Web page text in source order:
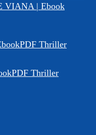
VIANA | Ebook
Thriller